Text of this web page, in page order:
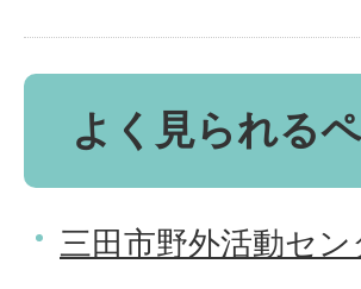
よく見られる
三田市野外活動セン